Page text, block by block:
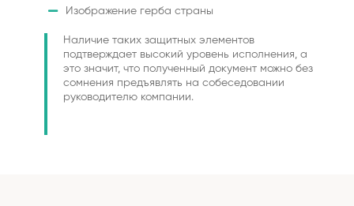
Изображение герба страны
Наличие таких защитных элементов
подтверждает высокий уровень исполнения, а
это значит, что полученный документ можно без
сомнения предъявлять на собеседовании
руководителю компании.